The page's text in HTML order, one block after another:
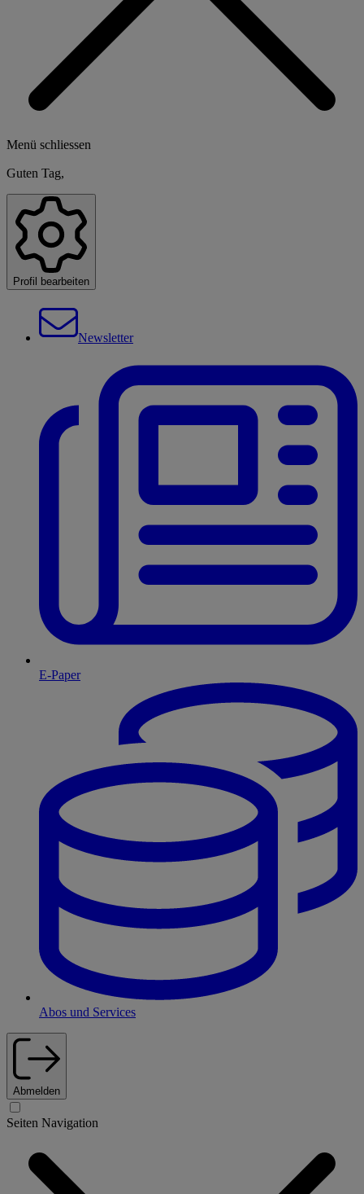
Menü schliessen
Guten Tag,
Profil bearbeiten
Newsletter
E-Paper
Abos und Services
Abmelden
Seiten Navigation